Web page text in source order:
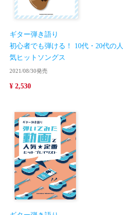
ギター弾き語り
初心者でも弾ける！ 10代・20代の人
気ヒットソングス
2021/08/30発売
¥ 2,530